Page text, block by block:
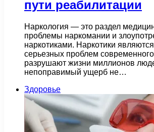
пути реабилитации
Наркология — это раздел
проблемы наркомании и
наркотиками. Наркотики
серьезных проблем
разрушают жизни миллионов
непоправимый ущерб не…
Здоровье